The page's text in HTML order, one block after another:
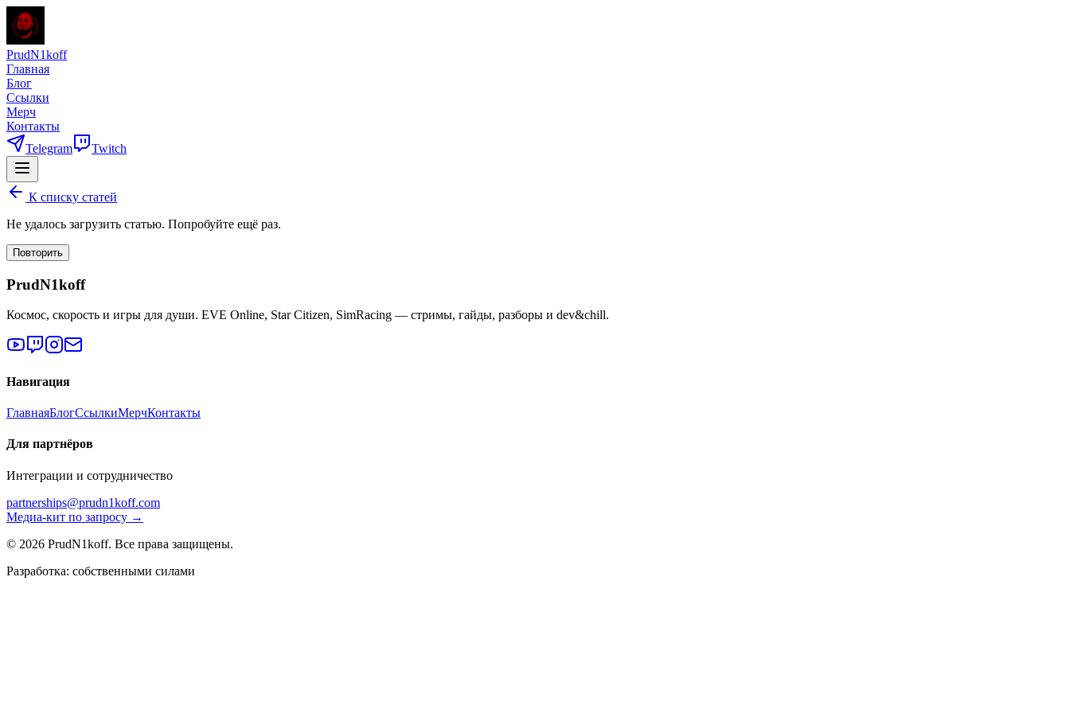
PrudN1koff
Главная
Блог
Ссылки
Мерч
Контакты
Telegram
Twitch
К списку статей
Не удалось загрузить статью. Попробуйте ещё раз.
Повторить
PrudN1koff
Космос, скорость и игры для души. EVE Online, Star Citizen, SimRacing — стримы, гайды, разборы и dev&chill.
Навигация
ГлавнаяБлогСсылкиМерчКонтакты
Для партнёров
Интеграции и сотрудничество
partnerships@prudn1koff.com
Медиа-кит по запросу →
© 2026 PrudN1koff. Все права защищены.
Разработка: собственными силами